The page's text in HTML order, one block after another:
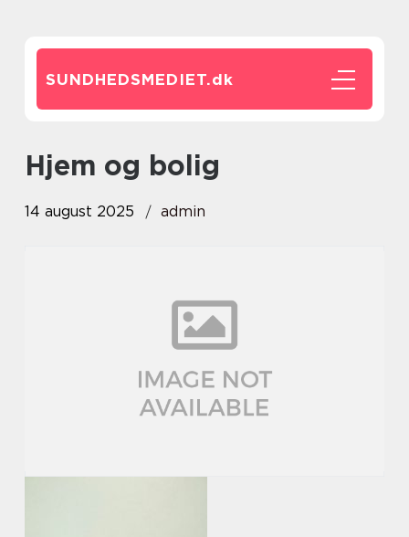
SUNDHEDSMEDIET.dk
Hjem og bolig
14 august 2025 admin